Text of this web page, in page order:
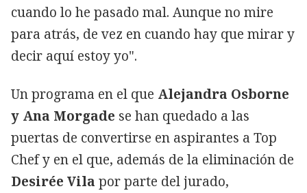
cuando lo he pasado mal. Aunque no mire
para atrás, de vez en cuando hay que mirar y
decir aquí estoy yo".
Un programa en el que Alejandra Osborne
y Ana Morgade se han quedado a las
puertas de convertirse en aspirantes a Top
Chef y en el que, además de la eliminación de
Desirée Vila por parte del jurado,